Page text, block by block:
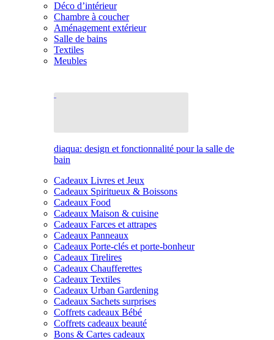
Déco d’intérieur
Chambre à coucher
Aménagement extérieur
Salle de bains
Textiles
Meubles
diaqua: design et fonctionnalité pour la salle de
bain
Cadeaux Livres et Jeux
Cadeaux Spiritueux & Boissons
Cadeaux Food
Cadeaux Maison & cuisine
Cadeaux Farces et attrapes
Cadeaux Panneaux
Cadeaux Porte-clés et porte-bonheur
Cadeaux Tirelires
Cadeaux Chaufferettes
Cadeaux Textiles
Cadeaux Urban Gardening
Cadeaux Sachets surprises
Coffrets cadeaux Bébé
Coffrets cadeaux beauté
Bons & Cartes cadeaux